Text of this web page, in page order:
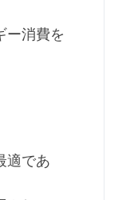
ー消費を
適であ